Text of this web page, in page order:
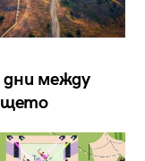
дни между